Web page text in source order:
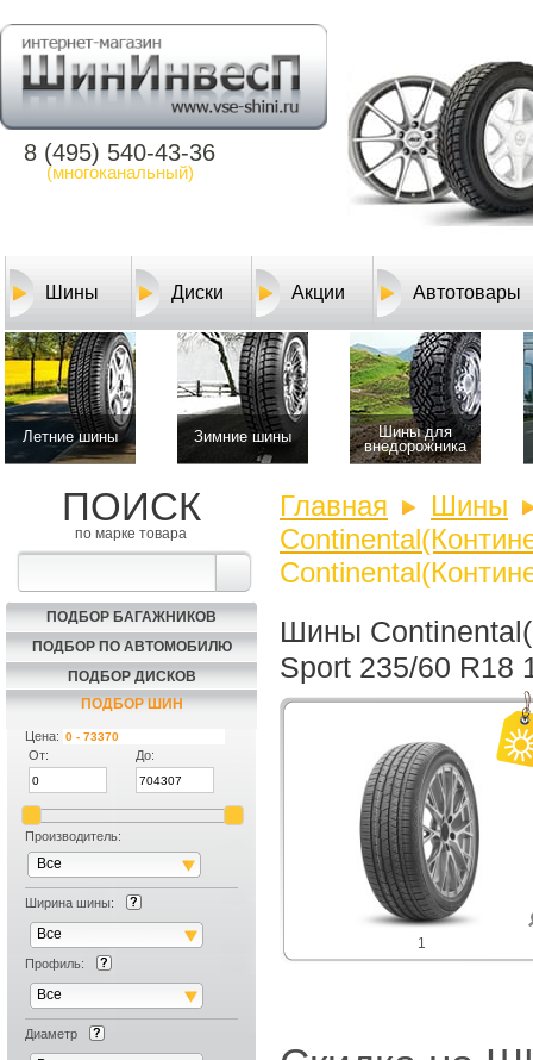
8 (495) 540-43-36
(многоканальный)
Шины Диски Акции Автотовары
Летние шины Зимние шины
Шины для
внедорожника
ПОИСК
по марке товара
ПОДБОР БАГАЖНИКОВ
ПОДБОР ПО АВТОМОБИЛЮ
ПОДБОР ДИСКОВ
ПОДБОР ШИН
Цена:
От:
До:
Производитель:
Все
Ширина шины:
Все
Профиль:
Все
Диаметр
Главная
Шины
Шины
Sport 235/60 R18
1